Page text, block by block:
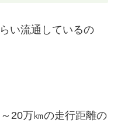
い流通しているの
20万㎞の走行距離の